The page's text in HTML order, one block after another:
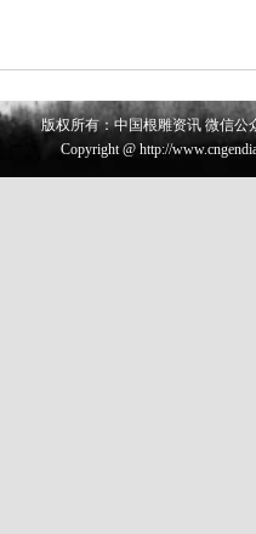
版权所有：中国根雕资讯 微信公
Copyright @ http://